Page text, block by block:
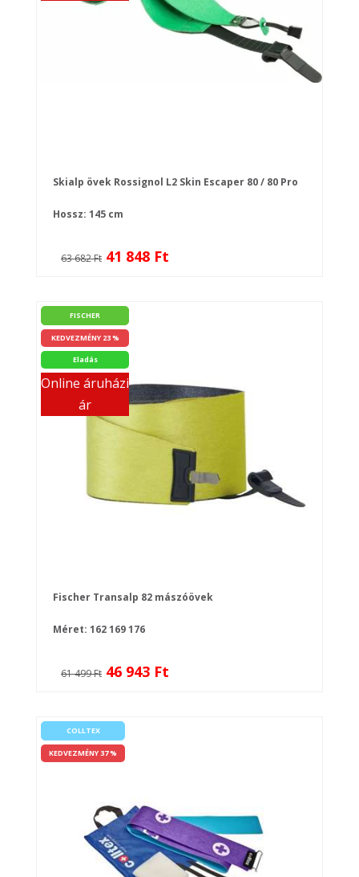
Skialp övek Rossignol L2 Skin Escaper 80 / 80 Pro
Hossz: 145 cm
63 682 Ft 41 848 Ft
FISCHER
KEDVEZMÉNY 23 %
Eladás
Online áruházi
ár
Fischer Transalp 82 mászóövek
Méret: 162169176
61 499 Ft 46 943 Ft
COLLTEX
KEDVEZMÉNY 37 %